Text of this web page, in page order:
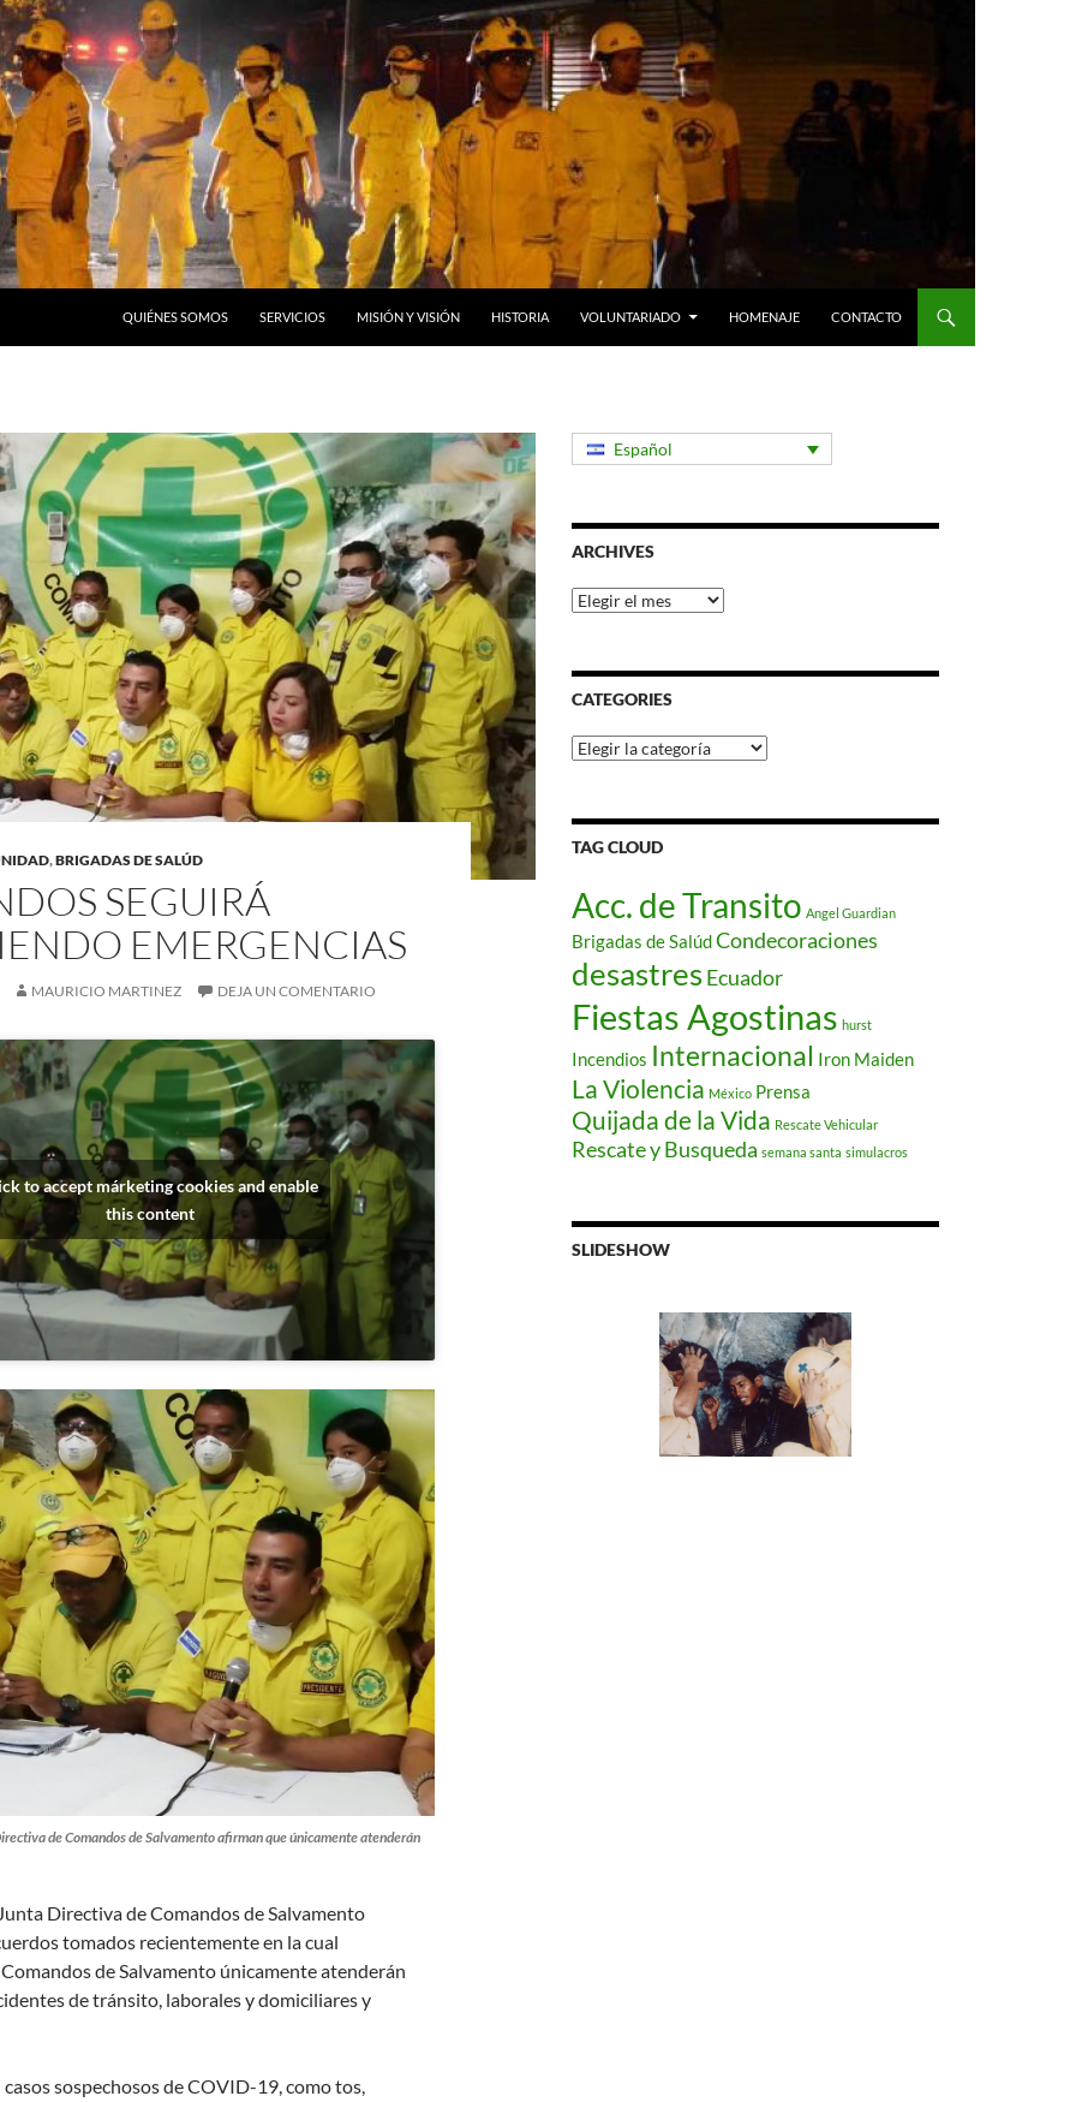
QUIÉNES SOMOS SERVICIOS MISIÓN Y VISIÓN HISTORIA VOLUNTARIADO HOMENAJE CONTACTO
,BRIGADAS DE SALÚD
SEGUIRÁ
EMERGENCIAS
MAURICIO MARTINEZ DEJA UN COMENTARIO
to accept márketing cookies and enable
this content
de Comandos de Salvamento afirman que únicamente atenderán
Directiva de Comandos de Salvamento
tomados recientemente en la cual
de Salvamento únicamente atenderán
de tránsito, laborales y domiciliares y
sospechosos de COVID-19, como tos,
Español
ARCHIVES
Archives
CATEGORIES
Categories
TAG CLOUD
Acc. de Transito Angel Guardian
Brigadas de SalúdCondecoraciones
desastresEcuador
Fiestas Agostinas hurst
Incendios Internacional Iron Maiden
La Violencia México Prensa
Quijada de la Vida Rescate Vehicular
Rescate y Busqueda semana santa simulacros
SLIDESHOW